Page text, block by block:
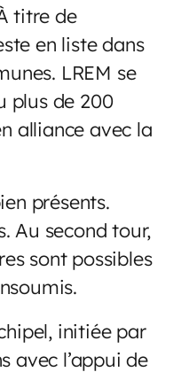
titre de
en liste dans
LREM se
plus de 200
alliance avec la
présents.
Au second tour,
sont possibles
initiée par
avec l’appui de